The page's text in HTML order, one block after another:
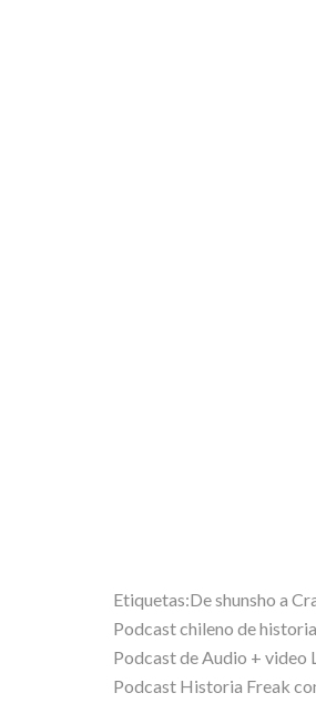
Etiquetas:De shunsho a
Podcast chileno de
Podcast de Audio + video
Podcast Historia Freak